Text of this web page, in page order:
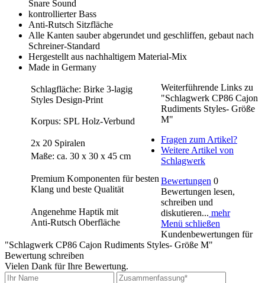
Snare Sound
kontrollierter Bass
Anti-Rutsch Sitzfläche
Alle Kanten sauber abgerundet und geschliffen, gebaut nach
Schreiner-Standard
Hergestellt aus nachhaltigem Material-Mix
Made in Germany
Schlagfläche: Birke 3-lagig
Styles Design-Print
Korpus: SPL Holz-Verbund
2x 20 Spiralen
Maße: ca. 30 x 30 x 45 cm
Premium Komponenten für besten
Klang und beste Qualität
Angenehme Haptik mit
Anti-Rutsch Oberfläche
Weiterführende Links zu
"Schlagwerk CP86 Cajon
Rudiments Styles- Größe
M"
Fragen zum Artikel?
Weitere Artikel von
Schlagwerk
Bewertungen 0
Bewertungen lesen,
schreiben und
diskutieren... mehr
Menü schließen
Kundenbewertungen für
"Schlagwerk CP86 Cajon Rudiments Styles- Größe M"
Bewertung schreiben
Vielen Dank für Ihre Bewertung.